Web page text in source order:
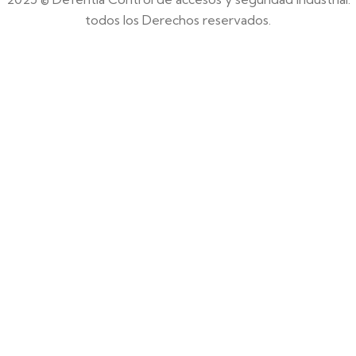
todos los Derechos reservados.